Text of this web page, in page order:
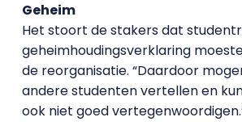
Geheim
Het stoort de stakers dat
geheimhoudingsverklaring
de reorganisatie. “Daardoor
andere studenten vertellen en
ook niet goed